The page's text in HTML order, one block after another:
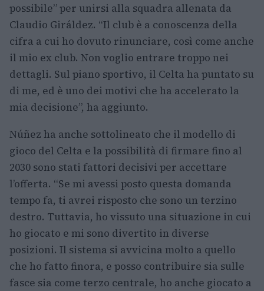
possibile” per unirsi alla squadra allenata da
Claudio Giráldez. “Il club è a conoscenza della
cifra a cui ho dovuto rinunciare, così come anche
il mio ex club. Non voglio entrare troppo nei
dettagli. Sul piano sportivo, il Celta ha puntato su
di me, ed è uno dei motivi che ha accelerato la
mia decisione”, ha aggiunto.
Núñez ha anche sottolineato che il modello di
gioco del Celta e la possibilità di firmare fino al
2030 sono stati fattori decisivi per accettare
l’offerta. “Se mi avessi posto questa domanda
tempo fa, ti avrei risposto che sono un terzino
destro. Tuttavia, ho vissuto una situazione in cui
ho giocato e mi sono divertito in diverse
posizioni. Il sistema si avvicina molto a quello
che ho fatto finora, e posso contribuire sia sulle
fasce sia come terzo centrale, ho anche giocato a